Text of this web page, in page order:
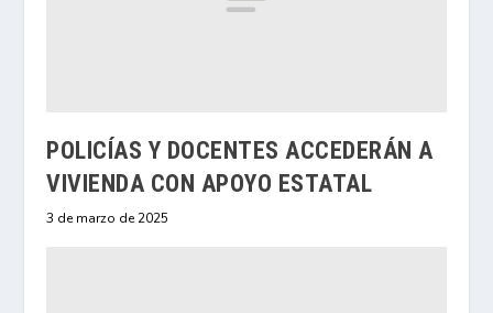
POLICÍAS Y DOCENTES ACCEDERÁN A
VIVIENDA CON APOYO ESTATAL
3 de marzo de 2025